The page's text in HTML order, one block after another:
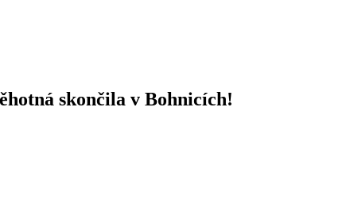
skončila v Bohnicích!